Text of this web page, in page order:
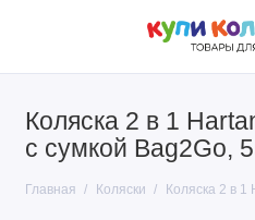
Коляска 2 в 1
с сумкой Bag2Go,
Главная Коляски Коляска 2 в